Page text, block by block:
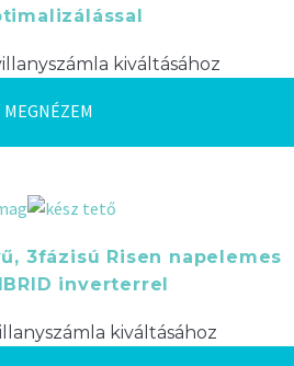
kiváltásához
MEGNÉZEM
3fázisú Risen napelemes
inverterrel
kiváltásához